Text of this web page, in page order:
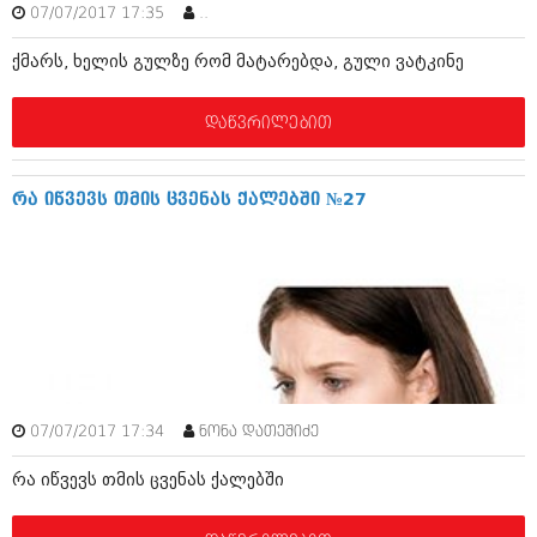
ნოემბერი 2017 (212)
სექტემბერი 2017 (261)
აგვისტო 2017 (212)
ივლისი 2017 (233)
ივნისი 2017 (265)
აპრილი 2017 (220)
ნოემბერი 2016 (207)
ოქტომბერი 2016 (257)
სექტემბერი 2016 (224)
ივნისი 2016 (221)
მაისი 2016 (261)
აპრილი 2016 (215)
07/07/2017 17:35 ..
ქმარს, ხელის გულზე რომ მატარებდა, გული ვატკინე
დაწვრილებით
რა იწვევს თმის ცვენას ქალებში №27
07/07/2017 17:34 ნონა დათეშიძე
რა იწვევს თმის ცვენას ქალებში